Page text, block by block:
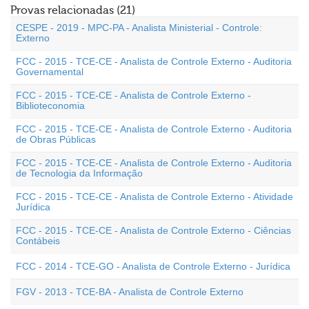
Provas relacionadas (21)
CESPE - 2019 - MPC-PA - Analista Ministerial - Controle:
Externo
FCC - 2015 - TCE-CE - Analista de Controle Externo - Auditoria
Governamental
FCC - 2015 - TCE-CE - Analista de Controle Externo -
Biblioteconomia
FCC - 2015 - TCE-CE - Analista de Controle Externo - Auditoria
de Obras Públicas
FCC - 2015 - TCE-CE - Analista de Controle Externo - Auditoria
de Tecnologia da Informação
FCC - 2015 - TCE-CE - Analista de Controle Externo - Atividade
Jurídica
FCC - 2015 - TCE-CE - Analista de Controle Externo - Ciências
Contábeis
FCC - 2014 - TCE-GO - Analista de Controle Externo - Jurídica
FGV - 2013 - TCE-BA - Analista de Controle Externo